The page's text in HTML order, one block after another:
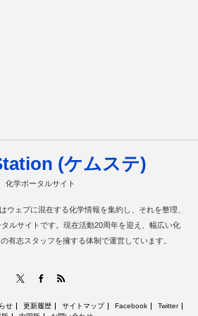
(ケムステ)
化学ポータルサイト
ウェブに混在する化学情報を集約し、それを整理、
ルサイトです。現在活動20周年を迎え、幅広い化
有志スタッフを擁する体制で運営しています。
Facebook
せ 更新履歴 サイトマップ Facebook
Twitter